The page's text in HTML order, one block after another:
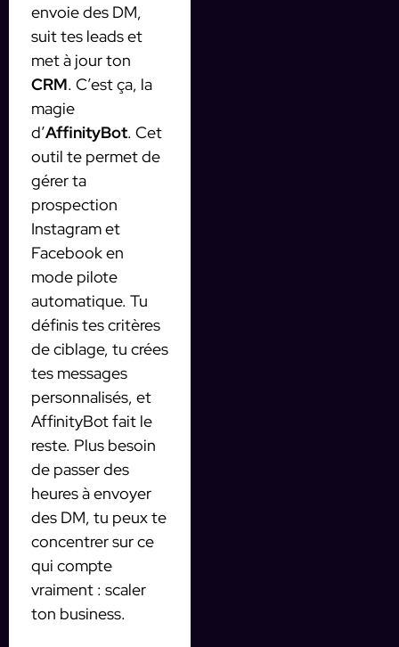
envoie des DM,
suit tes leads et
met à jour ton
CRM. C’est ça, la
magie
d’AffinityBot. Cet
outil te permet de
gérer ta
prospection
Instagram et
Facebook en
mode pilote
automatique. Tu
définis tes critères
de ciblage, tu crées
tes messages
personnalisés, et
AffinityBot fait le
reste. Plus besoin
de passer des
heures à envoyer
des DM, tu peux te
concentrer sur ce
qui compte
vraiment : scaler
ton business.